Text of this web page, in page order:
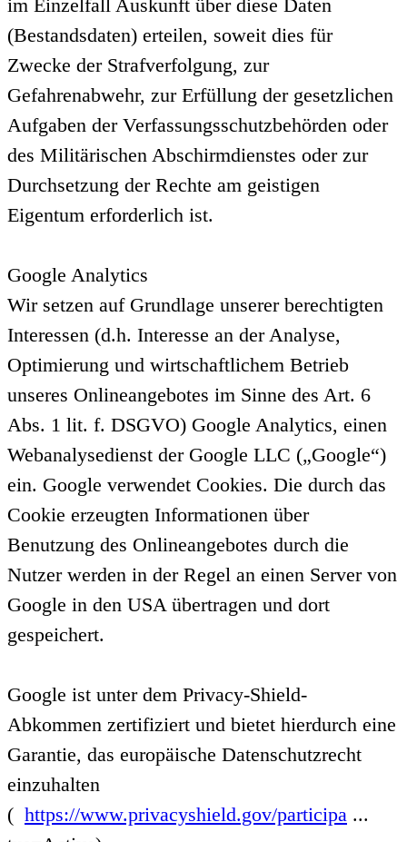
im Einzelfall Auskunft über diese Daten
(Bestandsdaten) erteilen, soweit dies für
Zwecke der Strafverfolgung, zur
Gefahrenabwehr, zur Erfüllung der gesetzlichen
Aufgaben der Verfassungsschutzbehörden oder
des Militärischen Abschirmdienstes oder zur
Durchsetzung der Rechte am geistigen
Eigentum erforderlich ist.
Google Analytics
Wir setzen auf Grundlage unserer berechtigten
Interessen (d.h. Interesse an der Analyse,
Optimierung und wirtschaftlichem Betrieb
unseres Onlineangebotes im Sinne des Art. 6
Abs. 1 lit. f. DSGVO) Google Analytics, einen
Webanalysedienst der Google LLC („Google“)
ein. Google verwendet Cookies. Die durch das
Cookie erzeugten Informationen über
Benutzung des Onlineangebotes durch die
Nutzer werden in der Regel an einen Server von
Google in den USA übertragen und dort
gespeichert.
Google ist unter dem Privacy-Shield-
Abkommen zertifiziert und bietet hierdurch eine
Garantie, das europäische Datenschutzrecht
einzuhalten
( https://www.privacyshield.gov/participa ...